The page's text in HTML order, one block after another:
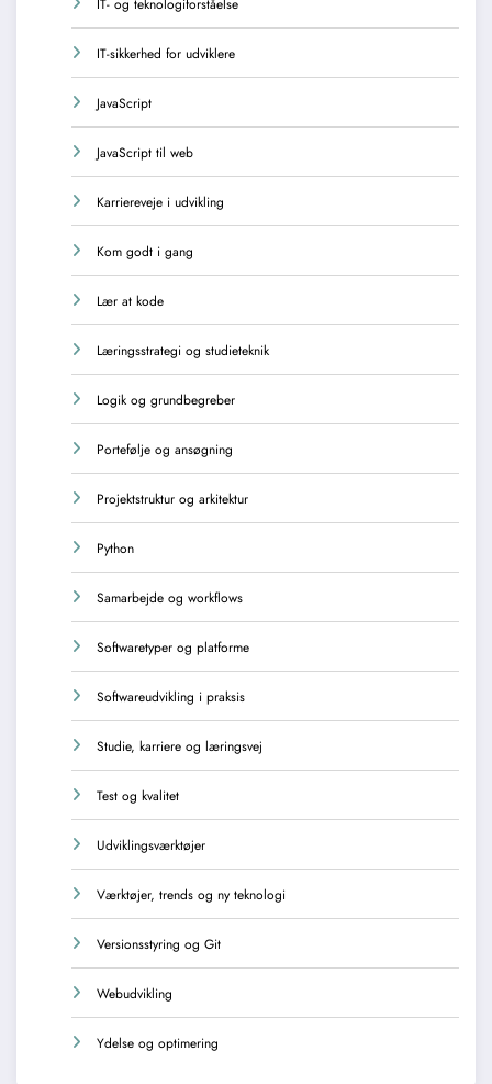
IT- og teknologiforståelse
IT-sikkerhed for udviklere
JavaScript
JavaScript til web
Karriereveje i udvikling
Kom godt i gang
Lær at kode
Læringsstrategi og studieteknik
Logik og grundbegreber
Portefølje og ansøgning
Projektstruktur og arkitektur
Python
Samarbejde og workflows
Softwaretyper og platforme
Softwareudvikling i praksis
Studie, karriere og læringsvej
Test og kvalitet
Udviklingsværktøjer
Værktøjer, trends og ny teknologi
Versionsstyring og Git
Webudvikling
Ydelse og optimering